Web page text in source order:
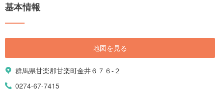
基本情報
地図を見る
群馬県甘楽郡甘楽町金井６７６-２
0274-67-7415